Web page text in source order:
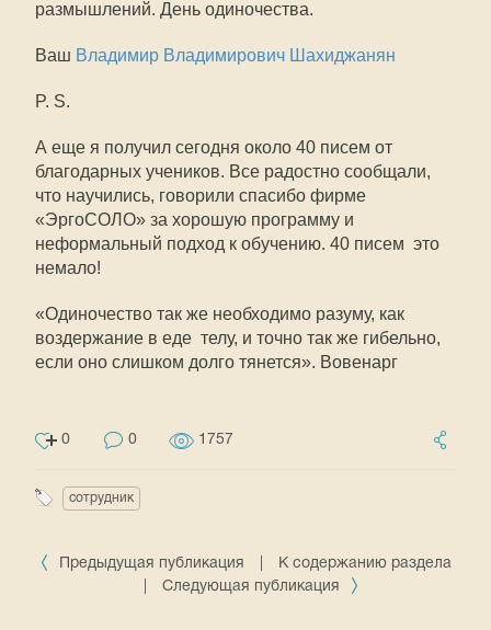
размышлений. День одиночества.
Ваш Владимир Владимирович Шахиджанян
P. S.
А еще я получил сегодня около 40 писем от
благодарных учеников. Все радостно сообщали,
что научились, говорили спасибо фирме
«ЭргоСОЛО» за хорошую программу и
неформальный подход к обучению. 40 писем  это
немало!
«Одиночество так же необходимо разуму, как
воздержание в еде  телу, и точно так же гибельно,
если оно слишком долго тянется». Вовенарг
0 0 1757
сотрудник
Предыдущая публикация
К содержанию раздела
Следующая публикация